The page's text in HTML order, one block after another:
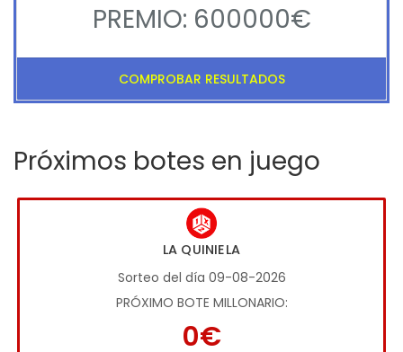
PREMIO: 600000€
COMPROBAR RESULTADOS
Próximos botes en juego
LA QUINIELA
Sorteo del día 09-08-2026
PRÓXIMO BOTE MILLONARIO:
0€